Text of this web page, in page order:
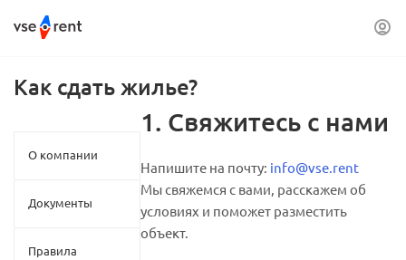
Как сдать жилье?
1. Свяжитесь с нами
Напишите на почту: info@vse.rent
Мы свяжемся с вами, расскажем об
условиях и поможет разместить
объект.
О компании
Документы
Правила